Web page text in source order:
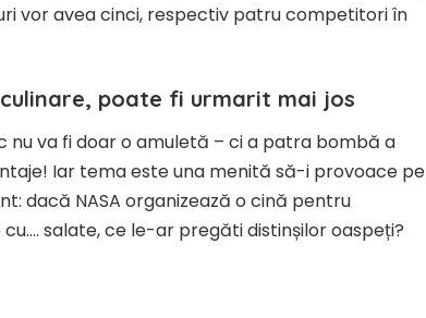
vor avea cinci, respectiv patru competitori în
poate fi urmarit mai jos
nu va fi doar o amuletă – ci a patra bombă a
Iar tema este una menită să-i provoace pe
dacă NASA organizează o cină pentru
salate, ce le-ar pregăti distinșilor oaspeți?